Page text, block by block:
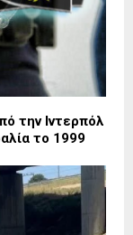
την Ιντερπόλ
το 1999